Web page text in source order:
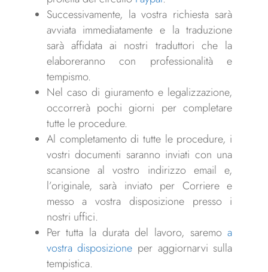
Successivamente, la vostra richiesta sarà
avviata immediatamente e la traduzione
sarà affidata ai nostri traduttori che la
elaboreranno con professionalità e
tempismo.
Nel caso di giuramento e legalizzazione,
occorrerà pochi giorni per completare
tutte le procedure.
Al completamento di tutte le procedure, i
vostri documenti saranno inviati con una
scansione al vostro indirizzo email e,
l’originale, sarà inviato per Corriere e
messo a vostra disposizione presso i
nostri uffici.
Per tutta la durata del lavoro, saremoa
vostra disposizione per aggiornarvi sulla
tempistica.